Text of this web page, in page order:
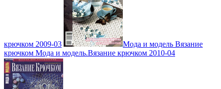
крючком 2009-03
Мода и модель Вязание
крючком Мода и модель.Вязание крючком 2010-04